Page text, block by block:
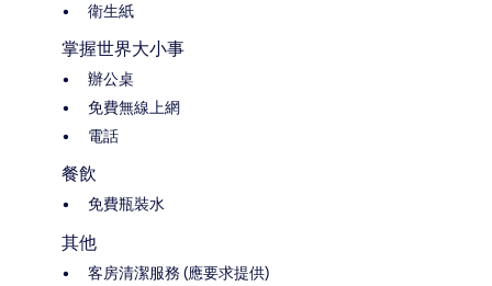
衛生紙
掌握世界大小事
辦公桌
免費無線上網
電話
餐飲
免費瓶裝水
其他
客房清潔服務 (應要求提供)